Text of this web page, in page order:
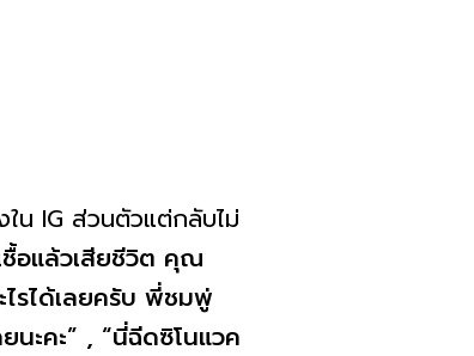
น IG ส่วนตัวแต่กลับไม่
ชื้อแล้วเสียชีวิต คุณ
รได้เลยครับ พี่ชมพู่
นะคะ” , “นี่ฉีดซิโนแวค